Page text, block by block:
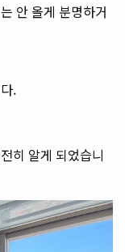
안 올게 분명하거
.
히 알게 되었습니